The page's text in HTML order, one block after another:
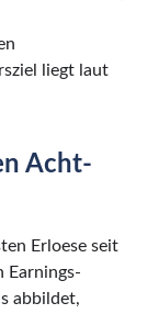
liegt laut
Acht-
Erloese seit
Earnings-
abbildet,